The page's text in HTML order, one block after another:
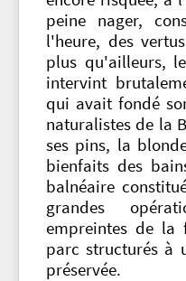
peine nager,
l'heure, des
plus qu'ailleurs,
intervint
qui avait fondé
naturalistes de la
ses pins, la
bienfaits des
balnéaire
grandes
empreintes de
parc structurés à
préservée.